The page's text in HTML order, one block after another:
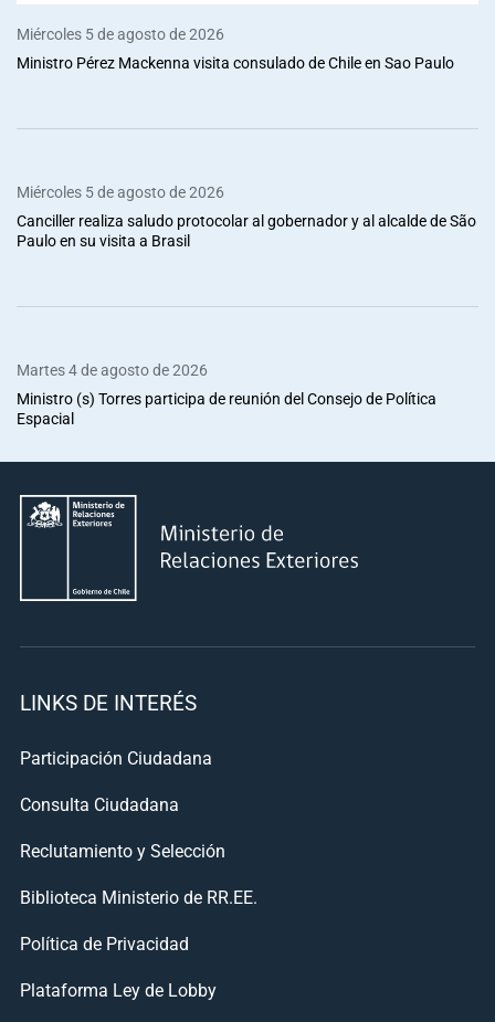
Miércoles 5 de agosto de 2026
Ministro Pérez Mackenna visita consulado de Chile en Sao Paulo
Miércoles 5 de agosto de 2026
Canciller realiza saludo protocolar al gobernador y al alcalde de São
Paulo en su visita a Brasil
Martes 4 de agosto de 2026
Ministro (s) Torres participa de reunión del Consejo de Política
Espacial
LINKS DE INTERÉS
Participación Ciudadana
Consulta Ciudadana
Reclutamiento y Selección
Biblioteca Ministerio de RR.EE.
Política de Privacidad
Plataforma Ley de Lobby